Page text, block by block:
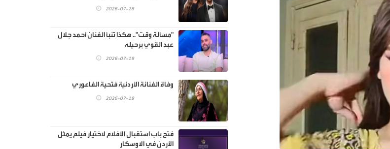
2026-07-28
"مسألة وقت".. هكذا تنبأ الفنان أحمد جلال
عبد القوي برحيله
2026-07-19
وفاة الفنانة الأردنية فتحية الفاعوري
2026-07-19
فتح باب استقبال الأفلام لاختيار فيلم يمثل
الأردن في الاوسكار